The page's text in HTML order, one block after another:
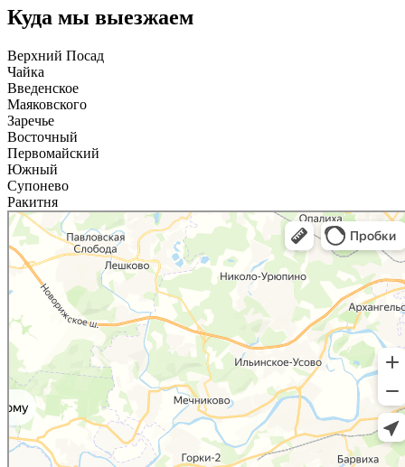
Куда мы выезжаем
Верхний Посад
Чайка
Введенское
Маяковского
Заречье
Восточный
Первомайский
Южный
Супонево
Ракитня